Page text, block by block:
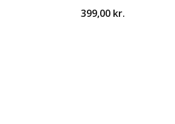
399,00 kr.